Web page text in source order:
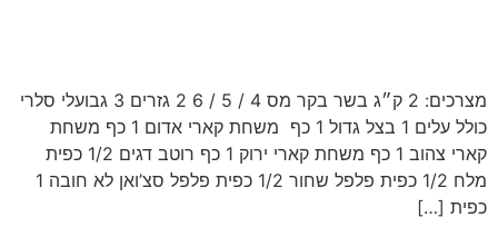
מצרכים: 2 ק״ג בשר בקר מס 4 / 5 / 6 2 גזרים 3 גבועלי סלרי
כולל עלים 1 בצל גדול 1 כף משחת קארי אדום 1 כף משחת
קארי צהוב 1 כף משחת קארי ירוק 1 כף רוטב דגים 1/2 כפית
מלח 1/2 כפית פלפל שחור 1/2 כפית פלפל סצ’ואן לא חובה 1
כפית […]